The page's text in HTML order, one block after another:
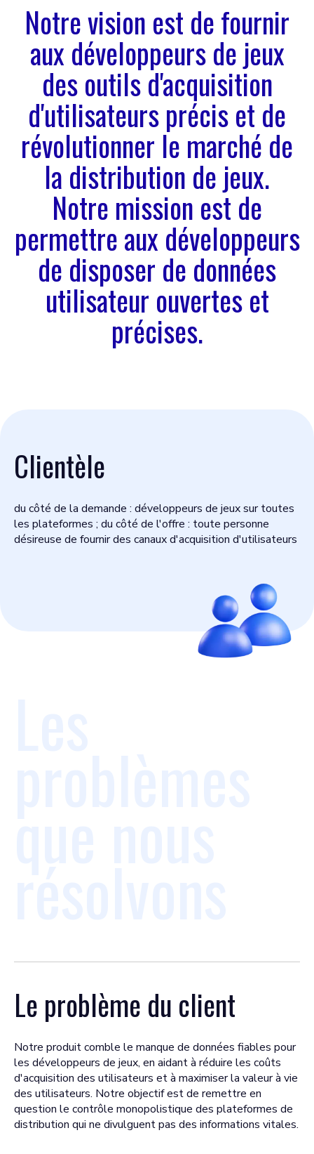
Notre vision est de fournir
aux développeurs de jeux
des outils d'acquisition
d'utilisateurs précis et de
révolutionner le marché de
la distribution de jeux.
Notre mission est de
permettre aux développeurs
de disposer de données
utilisateur ouvertes et
précises.
Clientèle
du côté de la demande : développeurs de jeux sur toutes
les plateformes ; du côté de l'offre : toute personne
désireuse de fournir des canaux d'acquisition d'utilisateurs
Le problème du client
Notre produit comble le manque de données fiables pour
les développeurs de jeux, en aidant à réduire les coûts
d'acquisition des utilisateurs et à maximiser la valeur à vie
des utilisateurs. Notre objectif est de remettre en
question le contrôle monopolistique des plateformes de
distribution qui ne divulguent pas des informations vitales.